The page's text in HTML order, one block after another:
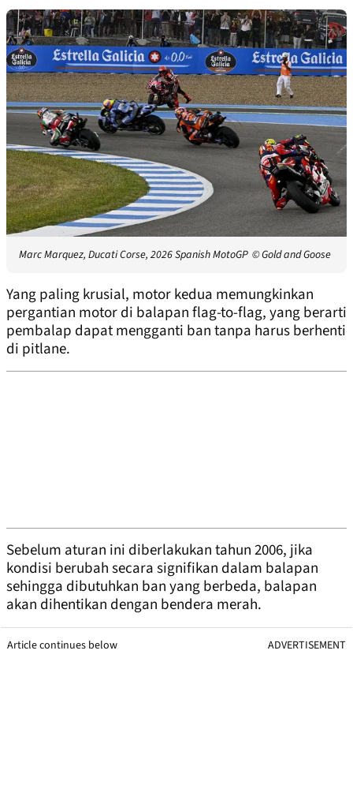
Marc Marquez, Ducati Corse, 2026 Spanish MotoGP © Gold and Goose
Yang paling krusial, motor kedua memungkinkan
pergantian motor di balapan flag-to-flag, yang berarti
pembalap dapat mengganti ban tanpa harus berhenti
di pitlane.
Sebelum aturan ini diberlakukan tahun 2006, jika
kondisi berubah secara signifikan dalam balapan
sehingga dibutuhkan ban yang berbeda, balapan
akan dihentikan dengan bendera merah.
Article continues below ADVERTISEMENT